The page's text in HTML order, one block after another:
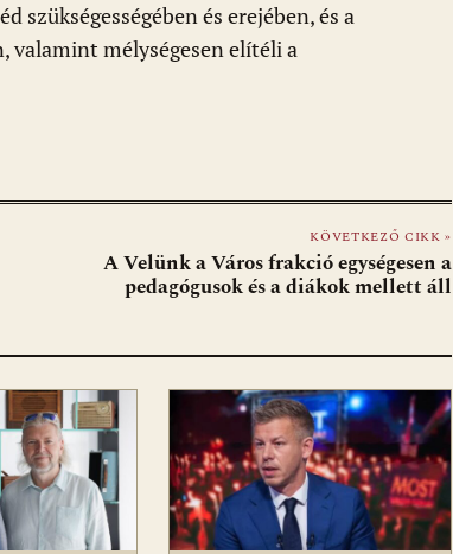
szükségességében és erejében, és a
valamint mélységesen elítéli a
KÖVETKEZŐ CIKK »
A Velünk a Város frakció egységesen a
pedagógusok és a diákok mellett áll